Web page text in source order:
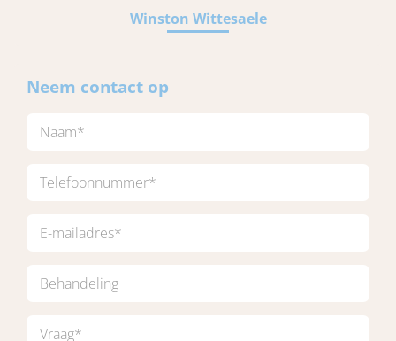
Winston Wittesaele
Neem contact op